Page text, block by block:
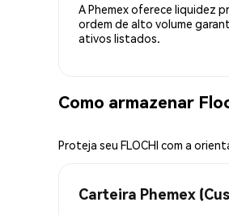
A Phemex oferece liquidez
ordem de alto volume
ativos listados.
Como armazenar
Proteja seu FLOCHI com a
Carteira Phemex